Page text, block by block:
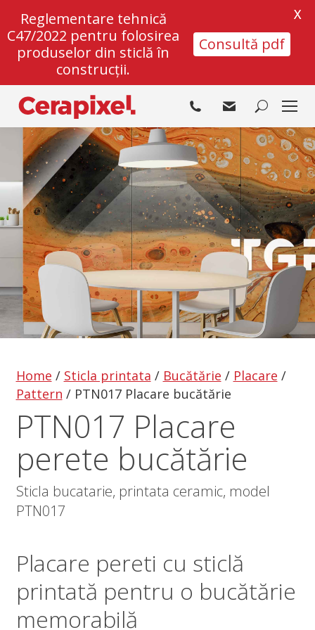
Search:
Home / Sticla printata / Bucătărie / Placare /
Pattern / PTN017 Placare bucătărie
PTN017 Placare
perete bucătărie
Sticla bucatarie, printata ceramic, model
PTN017
Placare pereti cu sticlă
printată pentru o bucătărie
memorabilă
Reglementare tehnică
C47/2022 pentru folosirea
produselor din sticlă în
construcții.
Consultă pdf
X